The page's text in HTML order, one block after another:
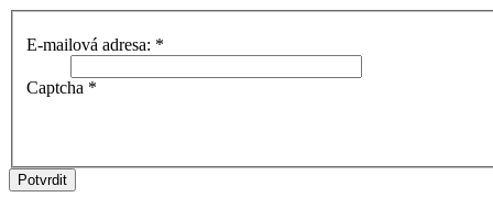
E-mailová adresa: *
Captcha *
Potvrdit